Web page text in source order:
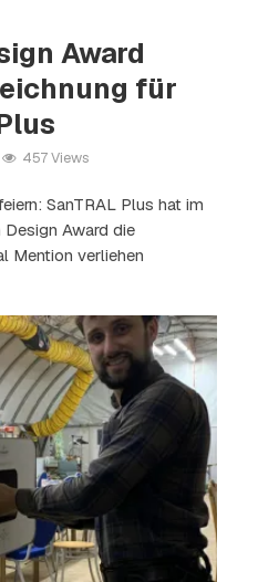
Award
für
457 Views
SanTRAL Plus hat im
Design Award die
Mention verliehen